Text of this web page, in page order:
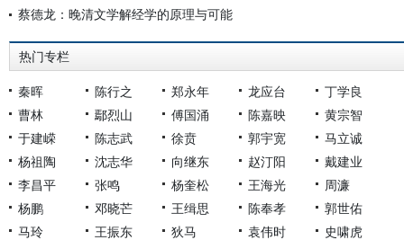
蔡德龙：晚清文学解经学的原理与可能
热门专栏
秦晖 陈行之 郑永年 龙应台
丁学良
曹林
鄢烈山 傅国涌 陈嘉映
黄宗智
于建嵘
陈志武 徐贲 郭宇宽
马立诚
杨祖陶
沈志华 向继东 赵汀阳
戴建业
李昌平
张鸣 杨奎松 王海光
周濂
杨鹏
邓晓芒 王缉思 陈奉孝
郭世佑
马玲
王振东 狄马 袁伟时
史啸虎